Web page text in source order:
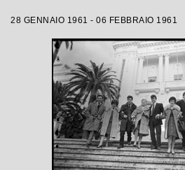
Mazzetti
28 GENNAIO 1961 - 06 FEBBRAIO 1961